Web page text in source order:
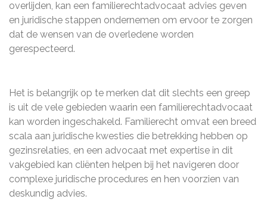
overlijden, kan een familierechtadvocaat advies geven
en juridische stappen ondernemen om ervoor te zorgen
dat de wensen van de overledene worden
gerespecteerd.
Het is belangrijk op te merken dat dit slechts een greep
is uit de vele gebieden waarin een familierechtadvocaat
kan worden ingeschakeld. Familierecht omvat een breed
scala aan juridische kwesties die betrekking hebben op
gezinsrelaties, en een advocaat met expertise in dit
vakgebied kan cliënten helpen bij het navigeren door
complexe juridische procedures en hen voorzien van
deskundig advies.